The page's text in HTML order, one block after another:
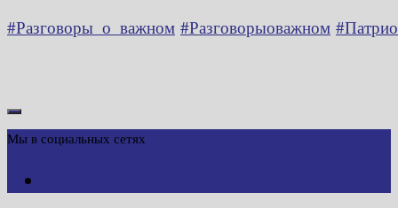
#Разговоры_о_важном #Разговорыоважном
Мы в социальных сетях